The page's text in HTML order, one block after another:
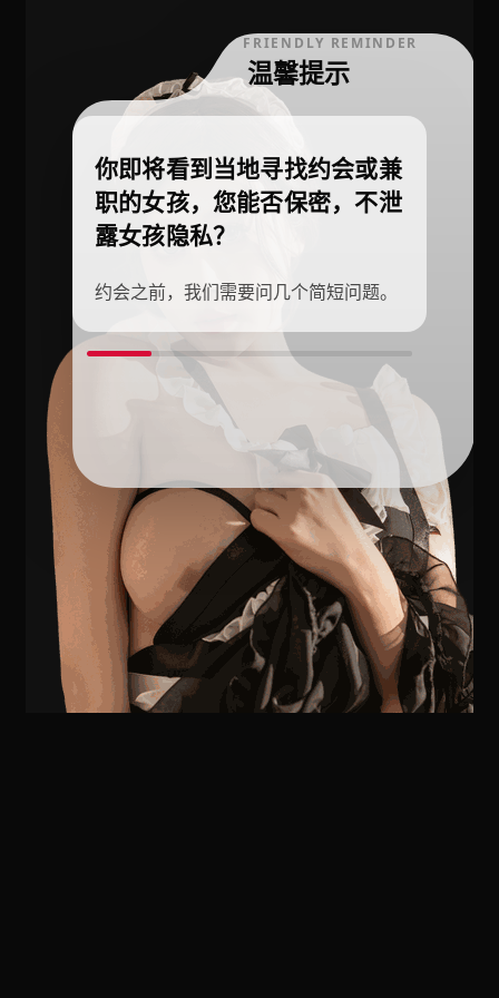
FRIENDLY REMINDER
温馨提示
你即将看到当地寻找约会或兼
职的女孩，您能否保密，不泄
露女孩隐私？
约会之前，我们需要问几个简短问题。